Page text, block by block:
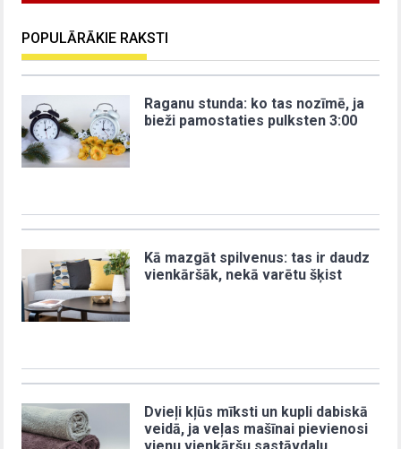
POPULĀRĀKIE RAKSTI
Raganu stunda: ko tas nozīmē, ja
bieži pamostaties pulksten 3:00
Kā mazgāt spilvenus: tas ir daudz
vienkāršāk, nekā varētu šķist
Dvieļi kļūs mīksti un kupli dabiskā
veidā, ja veļas mašīnai pievienosi